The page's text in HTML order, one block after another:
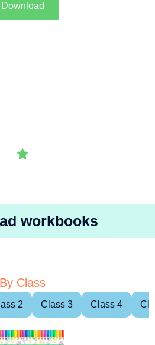
Download
workbooks
By Class
2 Class 3 Class 4